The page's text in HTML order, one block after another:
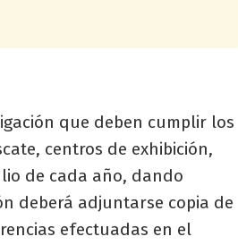
que deben cumplir los
centros de exhibición,
de cada año, dando
deberá adjuntarse copia de
efectuadas en el